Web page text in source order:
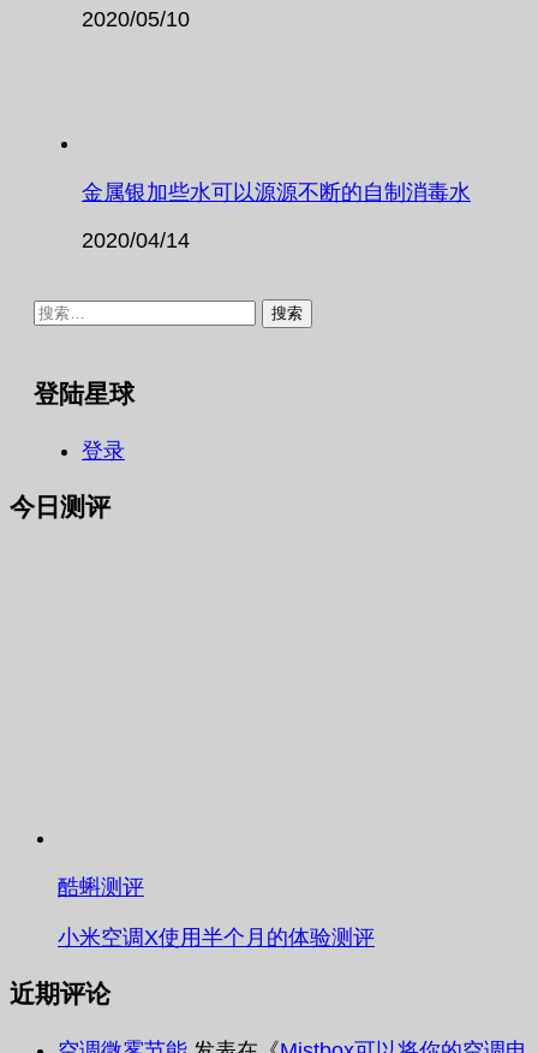
2020/05/10
金属银加些水可以源源不断的自制消毒水
2020/04/14
搜
登陆星球
登录
今日测评
酷蝌测评
小米空调X使用半个月的体验测评
近期评论